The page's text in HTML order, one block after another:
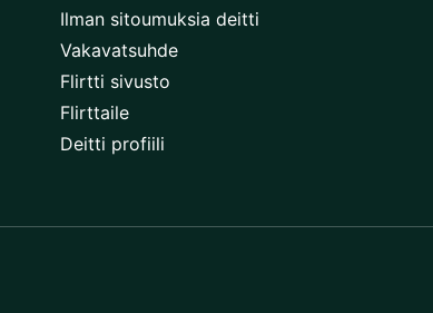
Ilman sitoumuksia deitti
Vakavatsuhde
Flirtti sivusto
Flirttaile
Deitti profiili